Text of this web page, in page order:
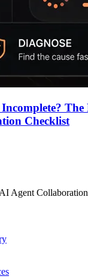
The
Checklist
Agent Collaboration